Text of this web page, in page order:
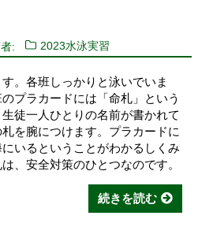
: 2023水泳実習
。各班しっかりと泳いでいま
プラカードには「命札」という
徒一人ひとりの名前が書かれて
を腕につけます。プラカードに
いるということがわかるしくみ
、安全対策のひとつなのです。
続きを読む